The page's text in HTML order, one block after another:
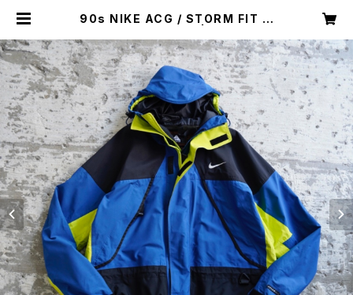
90s NIKE ACG / STORM FIT M